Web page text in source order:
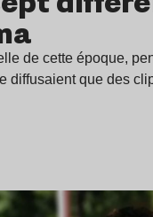
de cette époque,
diffusaient que des
Lire l’article